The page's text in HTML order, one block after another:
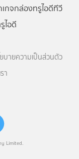
Limited.
กจกล่องทรูไอดีทีวี
ไอดี
บายความเป็นส่วนตัว
า